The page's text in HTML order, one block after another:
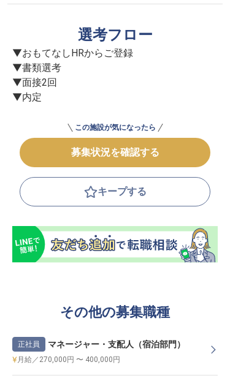
選考フロー
▼おもてなしHRからご登録
▼書類選考
▼面接2回
▼内定
この施設が気になったら
募集状況を確認する
キープする
その他の募集職種
正社員 マネージャー・支配人（宿泊部門）
月給／270,000円 〜 400,000円